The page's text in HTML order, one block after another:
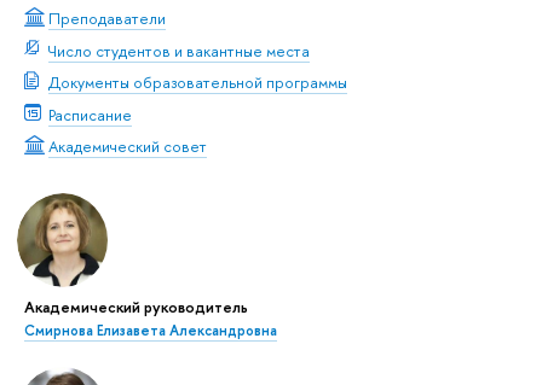
Преподаватели
Число студентов и вакантные места
Документы образовательной программы
Расписание
Академический совет
Академический руководитель
Смирнова Елизавета Александровна